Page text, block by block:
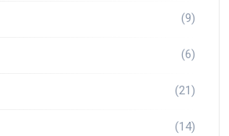
(9)
(6)
(21)
(14)